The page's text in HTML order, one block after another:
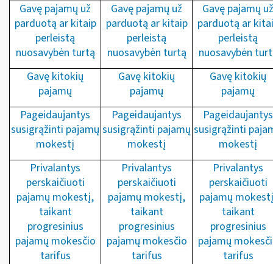
Gavę pajamų už
parduotą ar kitaip
perleistą
nuosavybėn turtą
Gavę pajamų už
parduotą ar kitaip
perleistą
nuosavybėn turtą
Gavę pajamų už
parduotą ar
perleistą
nuosavybėn
Gavę kitokių
pajamų
Gavę kitokių
pajamų
Gavę kitokių
pajamų
Pageidaujantys
susigrąžinti pajamų
mokestį
Pageidaujantys
susigrąžinti pajamų
mokestį
Pageidaujantys
susigrąžinti
mokestį
Privalantys
perskaičiuoti
pajamų mokestį,
taikant
progresinius
pajamų mokesčio
tarifus
Privalantys
perskaičiuoti
pajamų mokestį,
taikant
progresinius
pajamų mokesčio
tarifus
Privalantys
perskaičiuoti
pajamų
taikant
progresinius
pajamų
tarifus